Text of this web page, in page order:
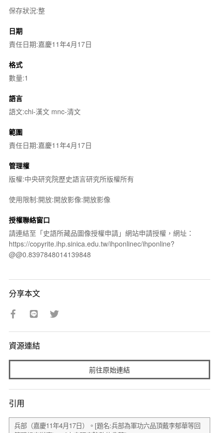
保存狀況:整
日期
責任日期:嘉慶11年4月17日
格式
數量:1
語言
語文:chi-漢文 mnc-清文
範圍
責任日期:嘉慶11年4月17日
管理權
版權:中央研究院歷史語言研究所版權所有
使用限制:開放:開放影像:開放影像
授權聯絡窗口
請連結至「史語所藏品圖像授權申請」網站申請授權，網址：
https://copyrite.ihp.sinica.edu.tw/ihponlinec/ihponline?
@@0.8397848014139848
分享本文
資源連結
前往原始連結
引用